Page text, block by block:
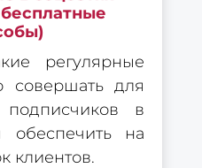
регулярные
совершать для
подписчиков в
обеспечить на
клиентов.